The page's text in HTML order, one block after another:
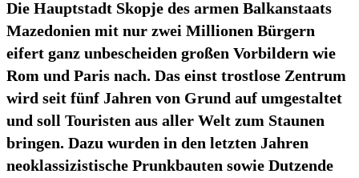
Die Hauptstadt Skopje des armen Balkanstaats
Mazedonien mit nur zwei Millionen Bürgern
eifert ganz unbescheiden großen Vorbildern wie
Rom und Paris nach. Das einst trostlose Zentrum
wird seit fünf Jahren von Grund auf umgestaltet
und soll Touristen aus aller Welt zum Staunen
bringen. Dazu wurden in den letzten Jahren
neoklassizistische Prunkbauten sowie Dutzende